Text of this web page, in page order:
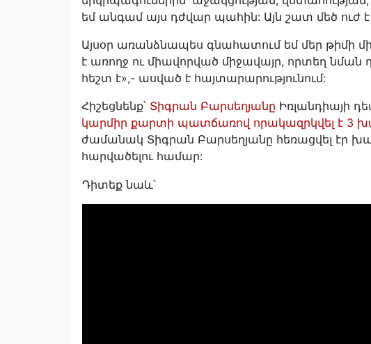
եմ անգամ այս դժվար պահին: Այն շատ մեծ ուժ
Այսօր առանձնապես գնահատում եմ մեր թիմի
է առողջ ու միավորված միջավայր, որտեղ նման
հեշտ է»,- ասված է հայտարարությունում:
Հիշեցնենք՝ Տիգրան Բարսեղյանը Իռլանդիայի
կարմիր քարտի պատճառով որակազրկվել է 3
ժամանակ Տիգրան Բարսեղյանը հեռացվել էր
հարվածելու համար:
Դիտեք նաև՝